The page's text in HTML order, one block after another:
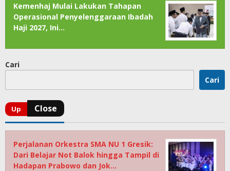
Kemenhaj Mulai Lakukan Tahapan
Operasional Penyelenggaraan Ibadah
Haji 2027, Ini…
Cari
Cari
Perjalanan Orkestra SMA NU 1 Gresik:
Dari Belajar Not Balok hingga Tampil di
Hadapan Prabowo dan Jok…